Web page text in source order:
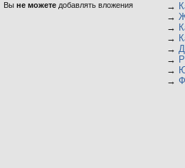
Вы не можете добавлять вложения →
→
→
→
→
→
→
→